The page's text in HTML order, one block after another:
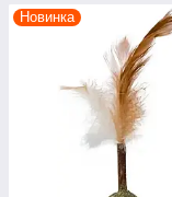
Новинка